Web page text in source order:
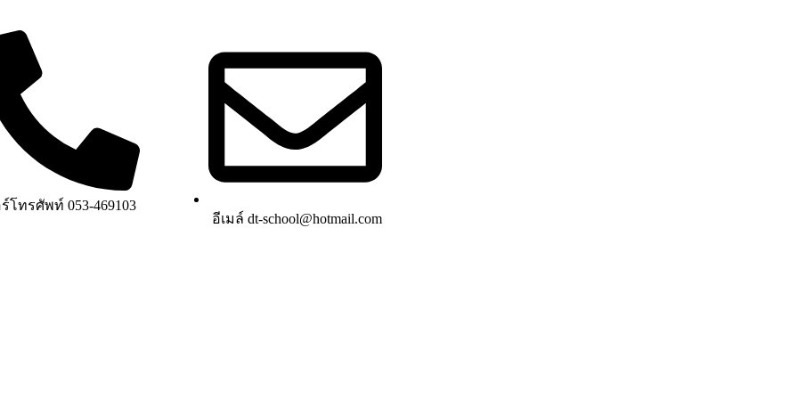
ร์โทรศัพท์ 053-469103
อีเมล์ dt-school@hotmail.com